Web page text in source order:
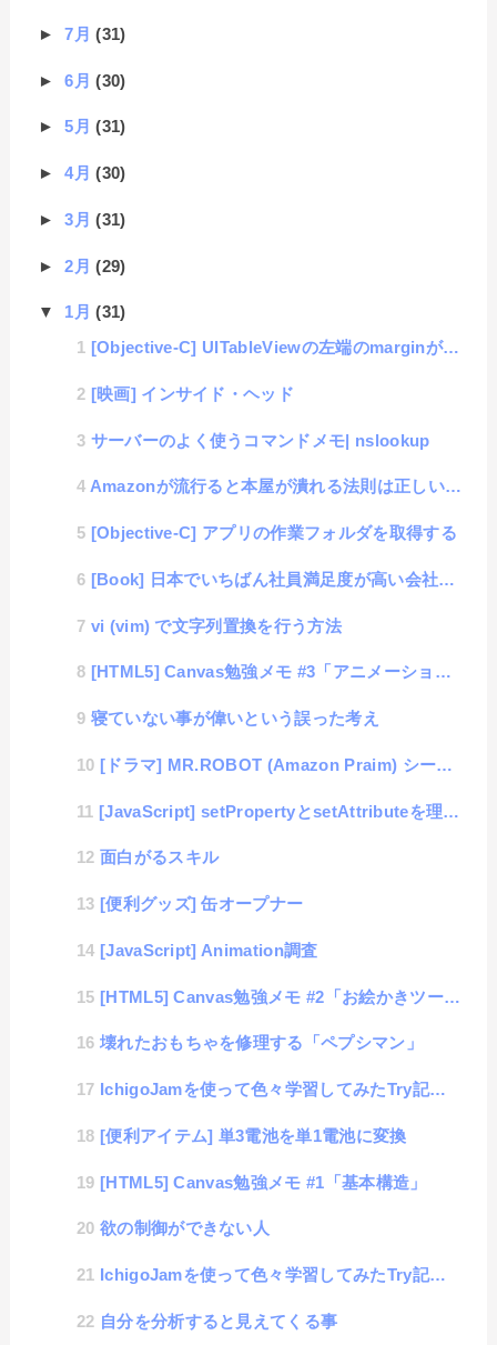
►7月(31)
►6月(30)
►5月(31)
►4月(30)
►3月(31)
►2月(29)
▼ 1月(31)
[Objective-C] UITableViewの左端のmarginが空いてしまう対処方法
[映画] インサイド・ヘッド
サーバーのよく使うコマンドメモ| nslookup
Amazonが流行ると本屋が潰れる法則は正しいのか？
[Objective-C] アプリの作業フォルダを取得する
[Book] 日本でいちばん社員満足度が高い会社の非常識な働き方
vi (vim) で文字列置換を行う方法
[HTML5] Canvas勉強メモ #3「アニメーション」
寝ていない事が偉いという誤った考え
[ドラマ] MR.ROBOT (Amazon Praim) シーズン 1
[JavaScript] setPropertyとsetAttributeを理解して使いこなす
面白がるスキル
[便利グッズ] 缶オープナー
[JavaScript] Animation調査
[HTML5] Canvas勉強メモ #2「お絵かきツール」
壊れたおもちゃを修理する「ペプシマン」
IchigoJamを使って色々学習してみたTry記録 #2「プログラム事始め」
[便利アイテム] 単3電池を単1電池に変換
[HTML5] Canvas勉強メモ #1「基本構造」
欲の制御ができない人
IchigoJamを使って色々学習してみたTry記録 #1「基板から構築」
自分を分析すると見えてくる事